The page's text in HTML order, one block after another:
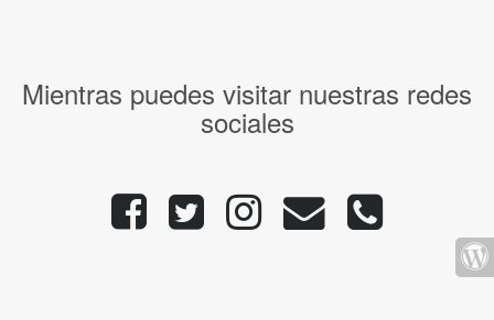
Mientras puedes visitar nuestras redes
sociales